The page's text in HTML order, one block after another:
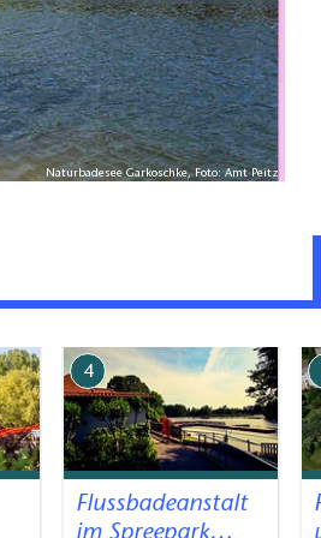
Naturbadesee Garkoschke, Foto: Amt Peitz
4
Flussbadeanstalt